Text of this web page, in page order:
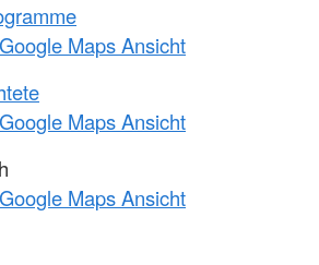
Maps Ansicht
Maps Ansicht
Maps Ansicht